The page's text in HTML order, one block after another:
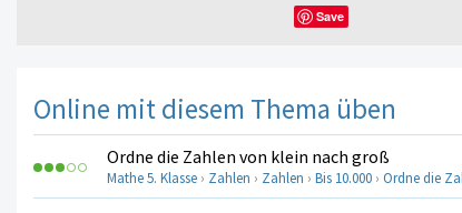
Save
Online mit diesem Thema üben
Ordne die Zahlen von klein nach groß
Mathe 5. Klasse › Zahlen › Zahlen › Bis 10.000 › Ordne die